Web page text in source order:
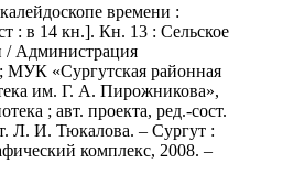
времени :
: в 14 кн.]. Кн. 13 : Сельское
/ Администрация
МУК «Сургутская районная
им. Г. А. Пирожникова»,
; авт. проекта, ред.-сост.
Л. И. Тюкалова. – Сургут :
комплекс, 2008. –